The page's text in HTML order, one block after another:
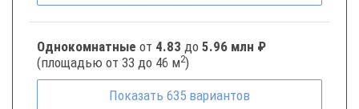
Однокомнатные от 4.83 до 5.96 млн ₽
(площадью от 33 до 46 м2)
Показать 635 вариантов